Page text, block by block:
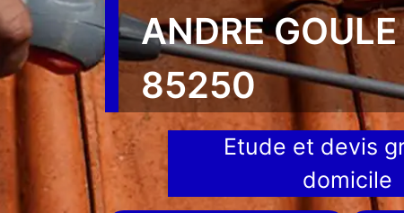
ANDRE
85250
Etude et devis
domicile